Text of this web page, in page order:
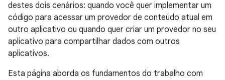
destes dois cenários: quando você quer implementar um
código para acessar um provedor de conteúdo atual em
outro aplicativo ou quando quer criar um provedor no seu
aplicativo para compartilhar dados com outros
aplicativos.
Esta página aborda os fundamentos do trabalho com